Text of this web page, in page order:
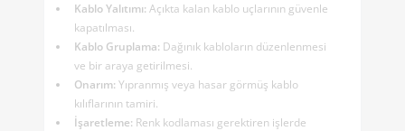
Kablo Yalıtımı: Açıkta kalan kablo uçlarının güvenle
kapatılması.
Kablo Gruplama: Dağınık kabloların düzenlenmesi
ve bir araya getirilmesi.
Onarım: Yıpranmış veya hasar görmüş kablo
kılıflarının tamiri.
İşaretleme: Renk kodlaması gerektiren işlerde